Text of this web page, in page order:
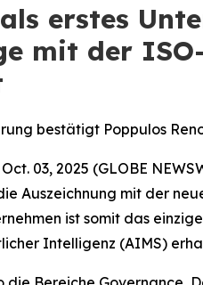
erstes
mit der
bestätigt Poppulos
03, 2025 (GLOBE
Auszeichnung mit der
ist somit das
Intelligenz (AIMS)